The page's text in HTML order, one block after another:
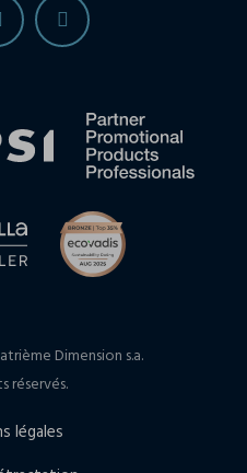
Dimension s.a.
réservés.
légales